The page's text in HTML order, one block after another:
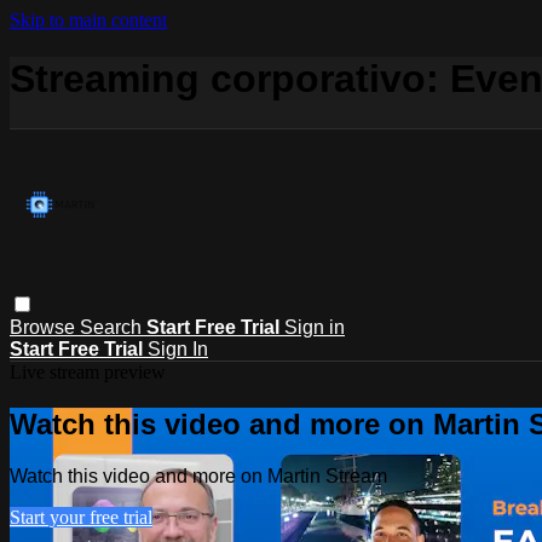
Skip to main content
Streaming corporativo:
Browse Search Start Free Trial Sign in
Start Free Trial Sign In
Watch this video and more on Martin
Watch this video and more on Martin Stream
Start your free trial